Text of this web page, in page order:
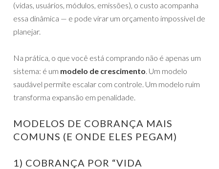
(vidas, usuários, módulos, emissões), o custo acompanha
essa dinâmica — e pode virar um orçamento impossível de
planejar.
Na prática, o que você está comprando não é apenas um
sistema: é um modelo de crescimento. Um modelo
saudável permite escalar com controle. Um modelo ruim
transforma expansão em penalidade.
MODELOS DE COBRANÇA MAIS
COMUNS (E ONDE ELES PEGAM)
1) COBRANÇA POR “VIDA